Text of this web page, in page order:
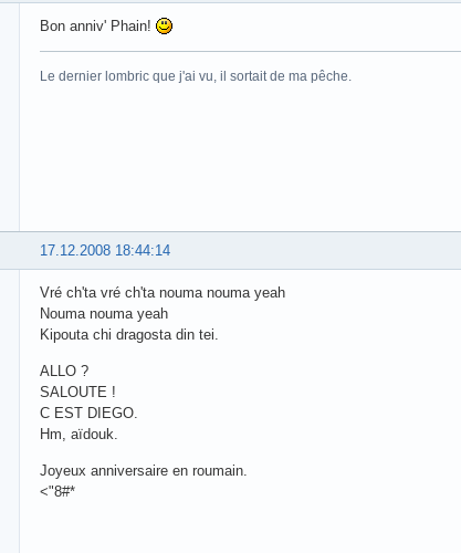
Bon anniv' Phain!
Le dernier lombric que j'ai vu, il sortait de ma pêche.
17.12.2008 18:44:14
Vré ch'ta vré ch'ta nouma nouma yeah
Nouma nouma yeah
Kipouta chi dragosta din tei.
ALLO ?
SALOUTE !
C EST DIEGO.
Hm, aïdouk.
Joyeux anniversaire en roumain.
<"8#*